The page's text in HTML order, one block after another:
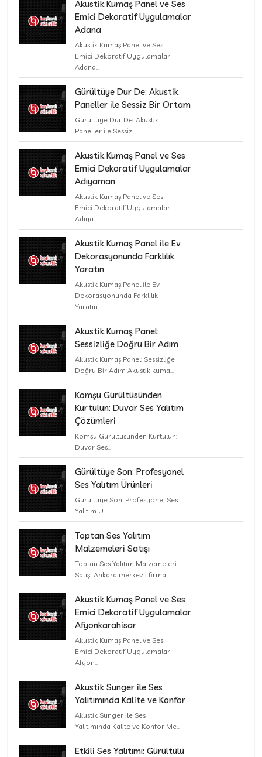
Akustik Kumaş Panel ve Ses
Emici Dekoratif Uygulamalar
Adana
Akustik Kumaş Panel ve Ses
Emici Dekoratif Uygulamalar
Adana...
Gürültüye Dur De: Akustik
Paneller ile Sessiz Bir Ortam
Gürültüye Dur De: Akustik
Paneller ile Sessiz...
Akustik Kumaş Panel ve Ses
Emici Dekoratif Uygulamalar
Adıyaman
Akustik Kumaş Panel ve Ses
Emici Dekoratif Uygulamalar
Adıya...
Akustik Kumaş Panel ile Ev
Dekorasyonunda Farklılık
Yaratın
Akustik Kumaş Panel ile Ev
Dekorasyonunda Farklılık
Yaratın...
Akustik Kumaş Panel:
Sessizliğe Doğru Bir Adım
Akustik Kumaş Panel: Sessizliğe
Doğru Bir Adım Akustik kuma...
Komşu Gürültüsünden
Kurtulun: Duvar Ses Yalıtım
Çözümleri
Komşu Gürültüsünden Kurtulun:
Duvar Ses...
Gürültüye Son: Profesyonel
Ses Yalıtım Ürünleri
Gürültüye Son: Profesyonel Ses
Yalıtım Ü...
Toptan Ses Yalıtım
Malzemeleri Satışı
Toptan Ses Yalıtım Malzemeleri
Satışı Ankara merkezli firma...
Akustik Kumaş Panel ve Ses
Emici Dekoratif Uygulamalar
Afyonkarahisar
Akustik Kumaş Panel ve Ses
Emici Dekoratif Uygulamalar
Afyon...
Akustik Sünger ile Ses
Yalıtımında Kalite ve Konfor
Akustik Sünger ile Ses
Yalıtımında Kalite ve Konfor Me...
Etkili Ses Yalıtımı: Gürültülü